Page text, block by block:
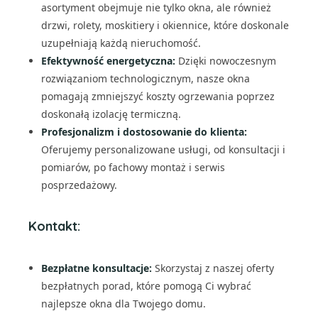
asortyment obejmuje nie tylko okna, ale również
drzwi, rolety, moskitiery i okiennice, które doskonale
uzupełniają każdą nieruchomość.
Efektywność energetyczna: Dzięki nowoczesnym
rozwiązaniom technologicznym, nasze okna
pomagają zmniejszyć koszty ogrzewania poprzez
doskonałą izolację termiczną.
Profesjonalizm i dostosowanie do klienta:
Oferujemy personalizowane usługi, od konsultacji i
pomiarów, po fachowy montaż i serwis
posprzedażowy.
Kontakt:
Bezpłatne konsultacje: Skorzystaj z naszej oferty
bezpłatnych porad, które pomogą Ci wybrać
najlepsze okna dla Twojego domu.